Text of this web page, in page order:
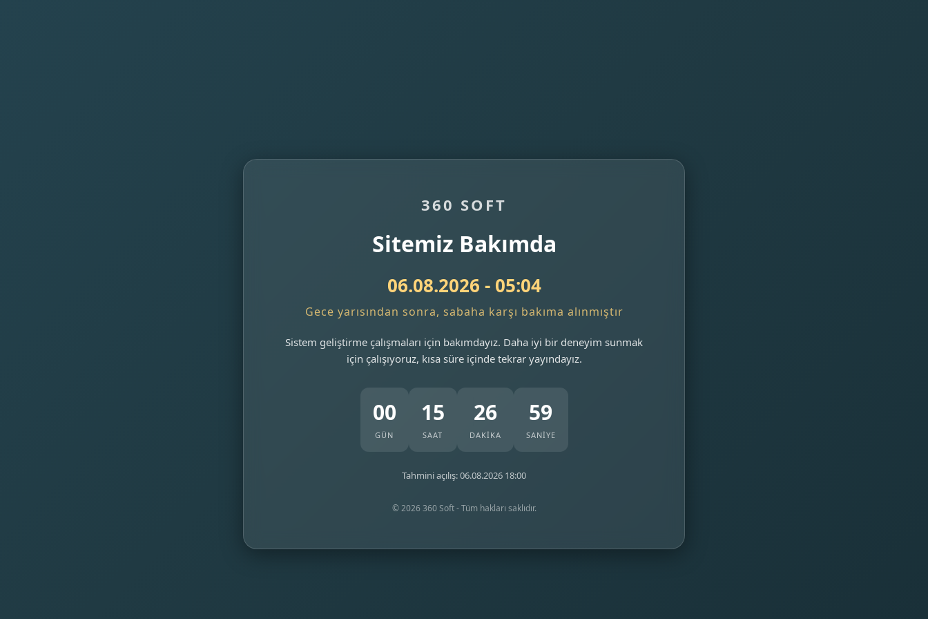
360 SOFT
Sitemiz Bakımda
06.08.2026 - 05:04
Gece yarısından sonra, sabaha karşı bakıma alınmıştır
Sistem geliştirme çalışmaları için bakımdayız. Daha iyi bir deneyim sunmak
için çalışıyoruz, kısa süre içinde tekrar yayındayız.
00
GÜN
15
SAAT
26
DAKİKA
59
SANİYE
Tahmini açılış: 06.08.2026 18:00
© 2026 360 Soft - Tüm hakları saklıdır.